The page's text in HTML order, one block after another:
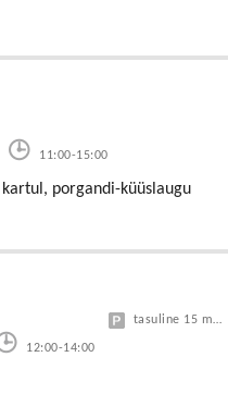
11:00-15:00
porgandi-küüslaugu
12:00-14:00
tasuline 15 min tasuta, edasi 3€/h